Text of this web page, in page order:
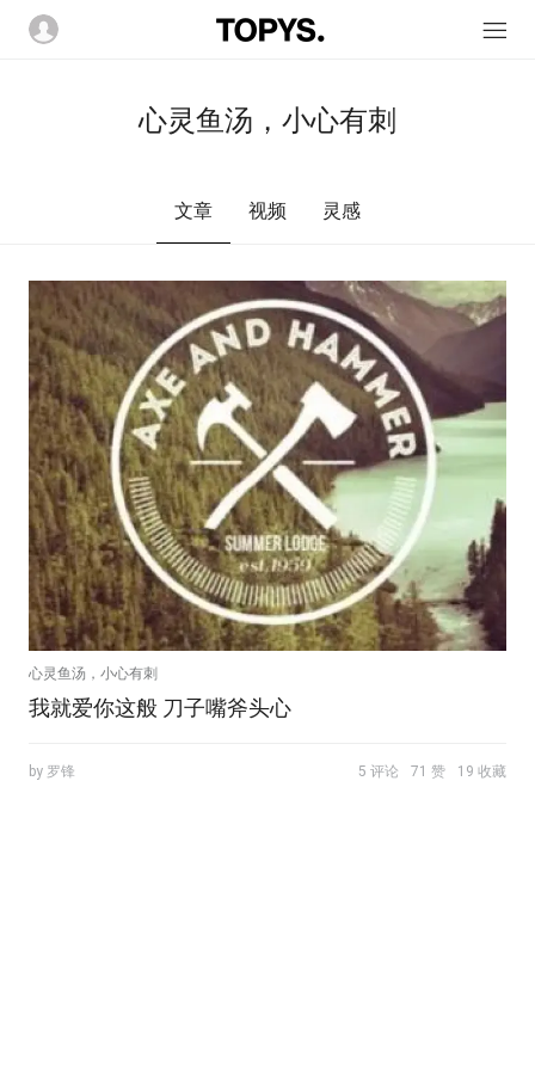
心灵鱼汤，小心有刺
文章 视频 灵感
心灵鱼汤，小心有刺
我就爱你这般 刀子嘴斧头心
by 罗锋 5 评论 71 赞 19 收藏